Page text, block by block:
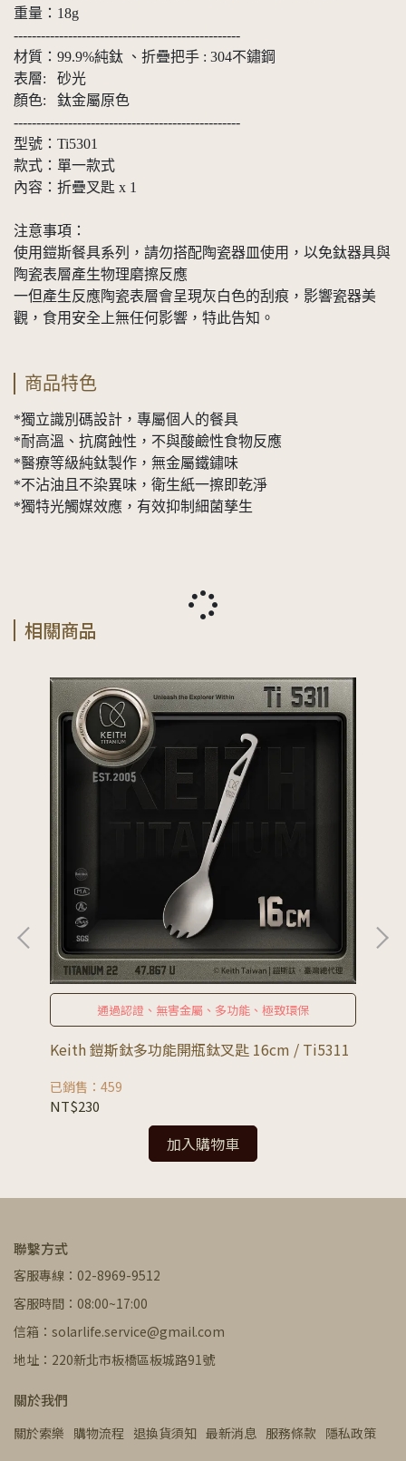
重量：18g
--------------------------------------------------
材質：99.9%純鈦 、折疊把手 : 304不鏽鋼
表層: 砂光
顏色: 鈦金屬原色
--------------------------------------------------
型號：Ti5301
款式：單一款式
內容：折疊叉匙 x 1
注意事項：
使用鎧斯餐具系列，請勿搭配陶瓷器皿使用，以免鈦器具與
陶瓷表層產生物理磨擦反應
一但產生反應陶瓷表層會呈現灰白色的刮痕，影響瓷器美
觀，食用安全上無任何影響，特此告知。
商品特色
*獨立識別碼設計，專屬個人的餐具
*耐高溫、抗腐蝕性，不與酸鹼性食物反應
*醫療等級純鈦製作，無金屬鐵鏽味
*不沾油且不染異味，衛生紙一擦即乾淨
*獨特光觸媒效應，有效抑制細菌孳生
相關商品
通過認證、無害金屬、多功能、極致環保
Keith 鎧斯鈦多功能開瓶鈦叉匙 16cm / Ti5311
已銷售：459
NT$230
加入購物車
聯繫方式
客服專線：02-8969-9512
客服時間：08:00~17:00
信箱：solarlife.service@gmail.com
地址：220新北市板橋區板城路91號
關於我們
關於索樂 購物流程 退換貨須知 最新消息 服務條款 隱私政策